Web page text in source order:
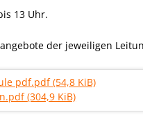
13 Uhr.
der jeweiligen
pdf.pdf(54,8 KiB)
(304,9 KiB)